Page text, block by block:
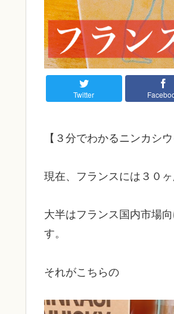
Twitter
【３分でわかるニンカシウ
現在、フランスには３０
大半はフランス国内市場
す。
それがこちらの